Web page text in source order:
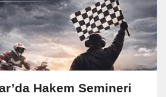
Hakem Semineri